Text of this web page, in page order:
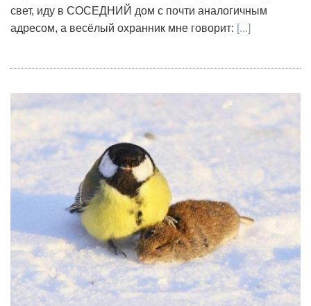
свет, иду в СОСЕДНИЙ дом с почти аналогичным
адресом, а весёлый охранник мне говорит: [...]